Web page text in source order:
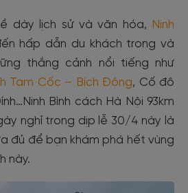
dày lịch sử và văn hóa,
Ninh
hấp dẫn du khách trong và
thắng cảnh nổi tiếng như
Tam Cốc – Bích Động, Cố đô
Bình cách Hà Nội 93km
nghỉ trong dịp lễ 30/4 này là
đủ để bạn khám phá hết vùng
này.